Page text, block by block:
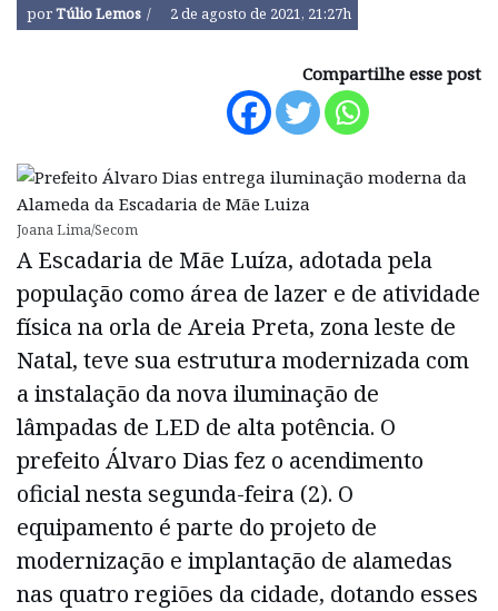
porTúlio Lemos 2 de agosto de 2021, 21:27h
Compartilhe esse post
Joana Lima/Secom
A Escadaria de Mãe Luíza, adotada pela
população como área de lazer e de atividade
física na orla de Areia Preta, zona leste de
Natal, teve sua estrutura modernizada com
a instalação da nova iluminação de
lâmpadas de LED de alta potência. O
prefeito Álvaro Dias fez o acendimento
oficial nesta segunda-feira (2). O
equipamento é parte do projeto de
modernização e implantação de alamedas
nas quatro regiões da cidade, dotando esses